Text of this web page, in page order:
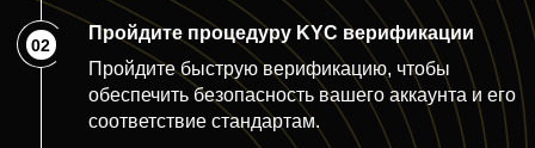
02
Пройдите процедуру KYC верификации
Пройдите быструю верификацию, чтобы
обеспечить безопасность вашего аккаунта и его
соответствие стандартам.